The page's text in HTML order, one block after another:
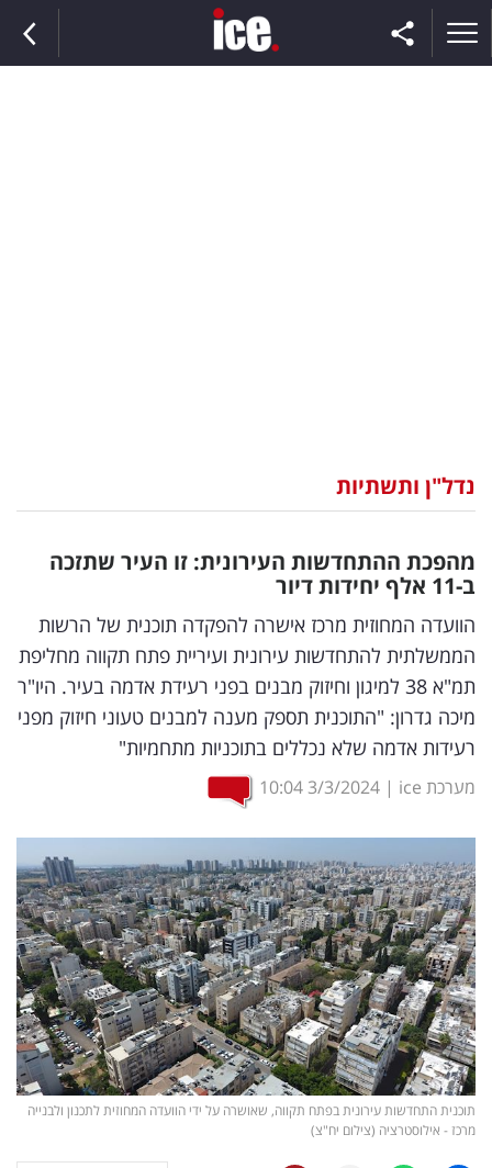
וצרכנות
דיגיטל
וטק
שיווק
ופרסום
משפט
ומחקרים
דעות
רכילות
עסקית
קריפטו
ויראלי
טלוויזיה
נדל"ן ותשתיות
מהפכת ההתחדשות העירונית: זו העיר שתזכה
ב-11 אלף יחידות דיור
הוועדה המחוזית מרכז אישרה להפקדה תוכנית של הרשות
הממשלתית להתחדשות עירונית ועיריית פתח תקווה מחליפת
תמ"א 38 למיגון וחיזוק מבנים בפני רעידת אדמה בעיר. היו"ר
מיכה גדרון: "התוכנית תספק מענה למבנים טעוני חיזוק מפני
רעידות אדמה שלא נכללים בתוכניות מתחמיות"
מערכת ice |
3/3/2024
10:04
תוכנית התחדשות עירונית בפתח תקווה, שאושרה על ידי הוועדה המחוזית לתכנון ולבנייה
מרכז - אילוסטרציה (צילום יח"צ)